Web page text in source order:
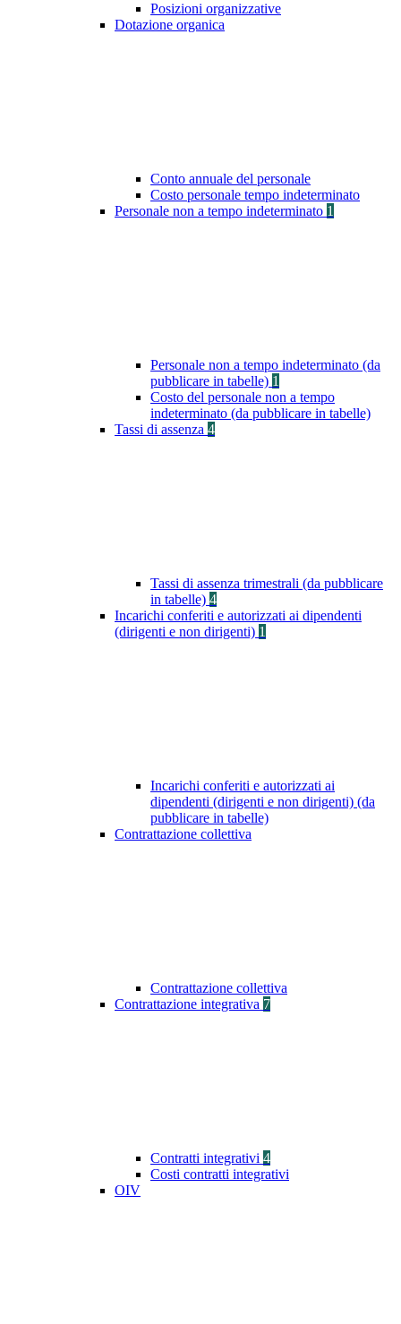
Posizioni organizzative
Dotazione organica
Conto annuale del personale
Costo personale tempo indeterminato
Personale non a tempo indeterminato 1
Personale non a tempo indeterminato (da
pubblicare in tabelle) 1
Costo del personale non a tempo
indeterminato (da pubblicare in tabelle)
Tassi di assenza 4
Tassi di assenza trimestrali (da pubblicare
in tabelle) 4
Incarichi conferiti e autorizzati ai dipendenti
(dirigenti e non dirigenti) 1
Incarichi conferiti e autorizzati ai
dipendenti (dirigenti e non dirigenti) (da
pubblicare in tabelle)
Contrattazione collettiva
Contrattazione collettiva
Contrattazione integrativa 7
Contratti integrativi 4
Costi contratti integrativi
OIV